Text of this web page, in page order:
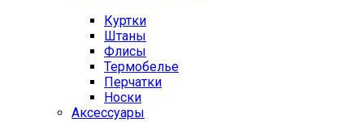
Куртки
Штаны
Флисы
Термобелье
Перчатки
Носки
Аксессуары